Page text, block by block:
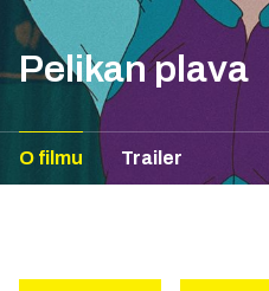
Pelikan plava
O filmu Trailer